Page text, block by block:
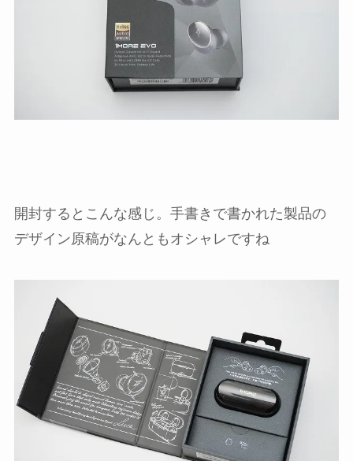
開封するとこんな感じ。手書きで書かれた製品の
デザイン原稿がなんともオシャレですね